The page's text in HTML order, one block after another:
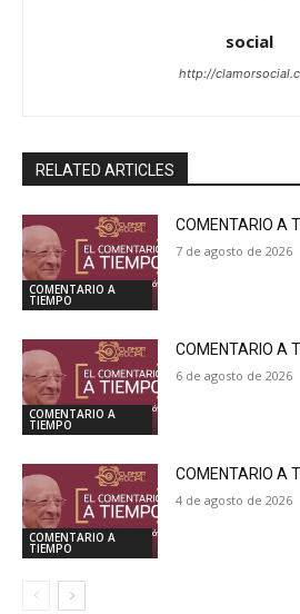
social
http://
RELATED ARTICLES
COMENTARIO A
TIEMPO
COMENTARIO A
7 de agosto de 2026
COMENTARIO A
TIEMPO
COMENTARIO A
6 de agosto de 2026
COMENTARIO A
TIEMPO
COMENTARIO A
4 de agosto de 2026